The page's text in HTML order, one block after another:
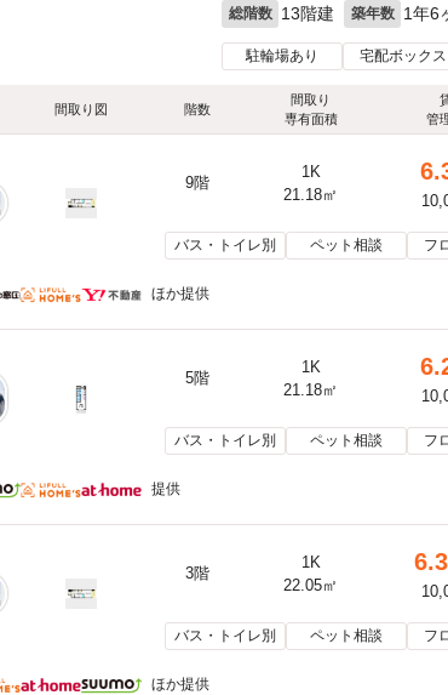
総階数 13階建 築年数 1年6
駐輪場あり 宅配ボックス
間取り図 階数
間取り
専有面積
管
9階
1K
21.18㎡
バス・トイレ別 ペット相談 フ
ほか提供
5階
1K
21.18㎡
バス・トイレ別 ペット相談 フ
提供
3階
1K
22.05㎡
バス・トイレ別 ペット相談 フ
ほか提供